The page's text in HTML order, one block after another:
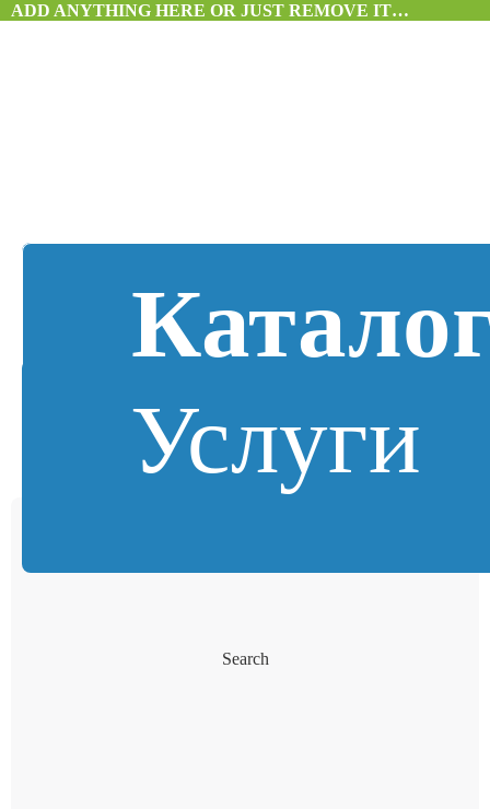
ADD ANYTHING HERE OR JUST REMOVE IT…
Услуги
Search